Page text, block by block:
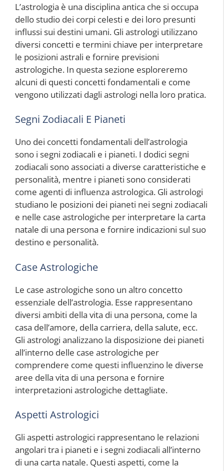
L’astrologia è una disciplina antica che si occupa
dello studio dei corpi celesti e dei loro presunti
influssi sui destini umani. Gli astrologi utilizzano
diversi concetti e termini chiave per interpretare
le posizioni astrali e fornire previsioni
astrologiche. In questa sezione esploreremo
alcuni di questi concetti fondamentali e come
vengono utilizzati dagli astrologi nella loro pratica.
Segni Zodiacali E Pianeti
Uno dei concetti fondamentali dell’astrologia
sono i segni zodiacali e i pianeti. I dodici segni
zodiacali sono associati a diverse caratteristiche e
personalità, mentre i pianeti sono considerati
come agenti di influenza astrologica. Gli astrologi
studiano le posizioni dei pianeti nei segni zodiacali
e nelle case astrologiche per interpretare la carta
natale di una persona e fornire indicazioni sul suo
destino e personalità.
Case Astrologiche
Le case astrologiche sono un altro concetto
essenziale dell’astrologia. Esse rappresentano
diversi ambiti della vita di una persona, come la
casa dell’amore, della carriera, della salute, ecc.
Gli astrologi analizzano la disposizione dei pianeti
all’interno delle case astrologiche per
comprendere come questi influenzino le diverse
aree della vita di una persona e fornire
interpretazioni astrologiche dettagliate.
Aspetti Astrologici
Gli aspetti astrologici rappresentano le relazioni
angolari tra i pianeti e i segni zodiacali all’interno
di una carta natale. Questi aspetti, come la